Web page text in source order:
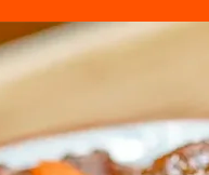
100% Vegetal
Doces, Bolos e Sobremesas
Pães e Massas